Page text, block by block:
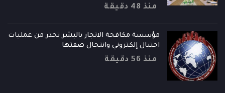
منذ 48 دقيقة
مؤسسة مكافحة الاتجار بالبشر تحذر من عمليات
احتيال إلكتروني وانتحال صفتها
منذ 56 دقيقة